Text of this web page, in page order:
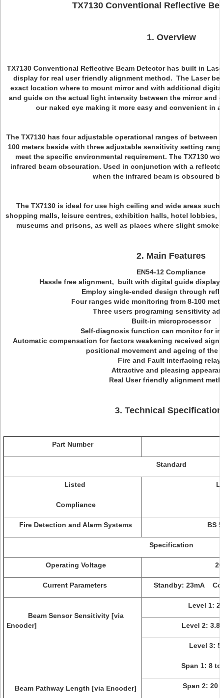
TX7130 Conventional Reflective
1. Overview
TX7130 Conventional Reflective Beam Detector has built in
display for real user friendly alignment method. The Laser
exact location where to mount mirror and with additional
and guide on the actual light intensity between the mirror
our naked eye making it more easy and convenient in
The TX7130 has four adjustable operational ranges of between
100 meters beside with three adjustable sensitivity setting
meet the specific environmental requirement. The TX7130
infrared beam obscuration. Used in conjunction with a
when the infrared beam is obscured
The TX7130 is ideal for use high ceiling and wide areas
shopping malls, leisure centres, exhibition halls, hotel
museums and prisons, as well as places where slight
2. Main Features
EN54-12 Compliance
Hassle free alignment, built with digital guide
Employ single-ended design through
Four ranges wide monitoring from 8-100
Three users programing sensitivity
Built-in microprocessor
Self-diagnosis function can monitor for
Automatic compensation for factors weakening received
positional movement and ageing of
Fire and Fault interfacing
Attractive and pleasing
Real User friendly alignment
3. Technical
Part Number
Standard
Listed
Compliance
Fire Detection and Alarm Systems BS
Specification
Operating Voltage
Current Parameters Standby: 23mA
Beam Sensor Sensitivity [via
Encoder]
Level 1:
Level 2:
Level 3:
Beam Pathway Length [via Encoder]
Span 1: 8
Span 2: